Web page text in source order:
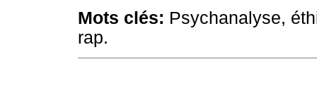
Mots clés: Psychanalyse,
rap.